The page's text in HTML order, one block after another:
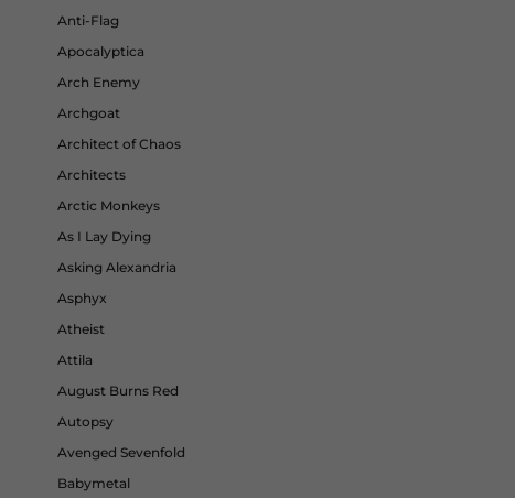
Anti-Flag
Apocalyptica
Arch Enemy
Archgoat
Architect of Chaos
Architects
Arctic Monkeys
As I Lay Dying
Asking Alexandria
Asphyx
Atheist
Attila
August Burns Red
Autopsy
Avenged Sevenfold
Babymetal